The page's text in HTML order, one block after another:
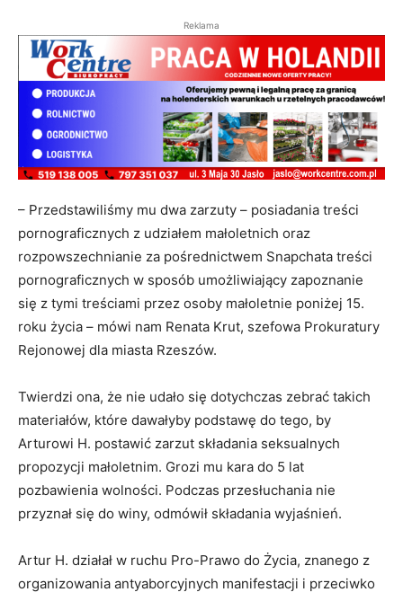
Reklama
– Przedstawiliśmy mu dwa zarzuty – posiadania treści
pornograficznych z udziałem małoletnich oraz
rozpowszechnianie za pośrednictwem Snapchata treści
pornograficznych w sposób umożliwiający zapoznanie
się z tymi treściami przez osoby małoletnie poniżej 15.
roku życia – mówi nam Renata Krut, szefowa Prokuratury
Rejonowej dla miasta Rzeszów.
Twierdzi ona, że nie udało się dotychczas zebrać takich
materiałów, które dawałyby podstawę do tego, by
Arturowi H. postawić zarzut składania seksualnych
propozycji małoletnim. Grozi mu kara do 5 lat
pozbawienia wolności. Podczas przesłuchania nie
przyznał się do winy, odmówił składania wyjaśnień.
Artur H. działał w ruchu Pro-Prawo do Życia, znanego z
organizowania antyaborcyjnych manifestacji i przeciwko